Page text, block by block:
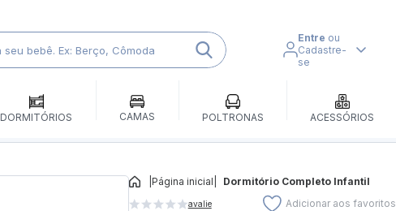
Entre ou
Cadastre-
se
DORMITÓRIOS CAMAS POLTRONAS ACESSÓRIOS
Página inicial Dormitório Completo Infantil
avalie Adicionar aos favoritos